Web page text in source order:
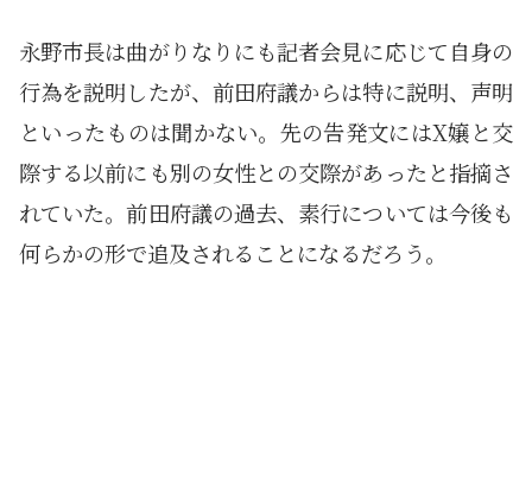
永野市長は曲がりなりにも記者会見に応じて自身の
行為を説明したが、前田府議からは特に説明、声明
といったものは聞かない。先の告発文にはX嬢と交
際する以前にも別の女性との交際があったと指摘さ
れていた。前田府議の過去、素行については今後も
何らかの形で追及されることになるだろう。